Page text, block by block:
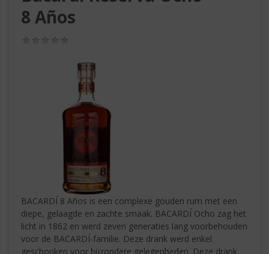
8 Años
BACARDÍ 8 Años is een complexe gouden rum met een
diepe, gelaagde en zachte smaak. BACARDÍ Ocho zag het
licht in 1862 en werd zeven generaties lang voorbehouden
voor de BACARDÍ-familie. Deze drank werd enkel
geschonken voor bijzondere gelegenheden. Deze drank